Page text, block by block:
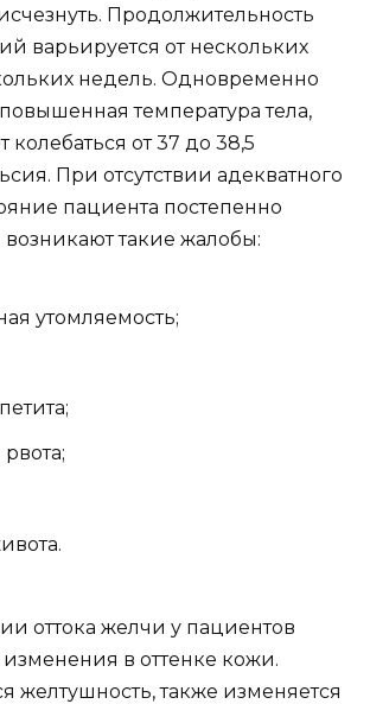
Продолжительность
варьируется от нескольких
недель. Одновременно
температура тела,
колебаться от 37 до 38,5
При отсутствии адекватного
пациента постепенно
возникают такие жалобы:
утомляемость;
оттока желчи у пациентов
в оттенке кожи.
желтушность, также изменяется